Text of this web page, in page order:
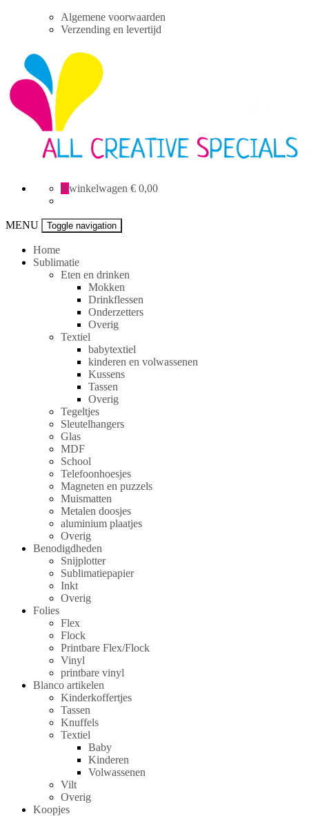
Algemene voorwaarden
Verzending en levertijd
Creative
0 winkelwagen € 0,00
MENU Toggle navigation
Home
Sublimatie
Eten en drinken
Mokken
Drinkflessen
Onderzetters
Overig
Textiel
babytextiel
kinderen en volwassenen
Kussens
Tassen
Overig
Tegeltjes
Sleutelhangers
Glas
MDF
School
Telefoonhoesjes
Magneten en puzzels
Muismatten
Metalen doosjes
aluminium plaatjes
Overig
Benodigdheden
Snijplotter
Sublimatiepapier
Inkt
Overig
Folies
Flex
Flock
Printbare Flex/Flock
Vinyl
printbare vinyl
Blanco artikelen
Kinderkoffertjes
Tassen
Knuffels
Textiel
Baby
Kinderen
Volwassenen
Vilt
Overig
Koopjes